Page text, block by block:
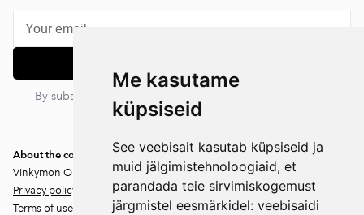
Me kasutame
küpsiseid
See veebisait kasutab küpsiseid ja
muid jälgimistehnoloogiaid, et
parandada teie sirvimiskogemust
järgmistel eesmärkidel: veebisaidi
By subscribing, you agree to our privacy policy. You can
unsubscribe at any time.
About the company
Vinkymon OÜ
Privacy policy
Terms of use